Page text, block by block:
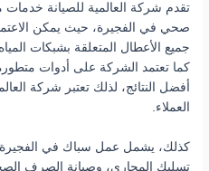
تقدم شركة العالمية للصيانة
صحي في الفجيرة، حيث يمكن
جميع الأعطال المتعلقة بشبكات
كما تعتمد الشركة على أدوات
أفضل النتائج، لذلك تعتبر شركة
العملاء.
كذلك، يشمل عمل سباك في الفجيرة
تسليك المجاري، وصيانة الصرف